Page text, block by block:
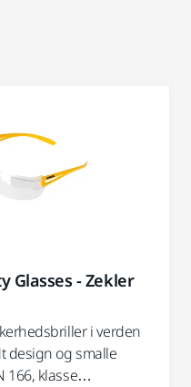
Glasses - Zekler
i verden
design og smalle
166, klasse…